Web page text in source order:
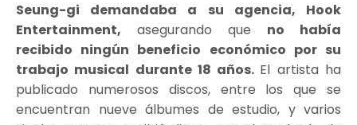
Seung-gi demandaba a su agencia, Hook
Entertainment, asegurando que no había
recibido ningún beneficio económico por su
trabajo musical durante 18 años. El artista ha
publicado numerosos discos, entre los que se
encuentran nueve álbumes de estudio, y varios